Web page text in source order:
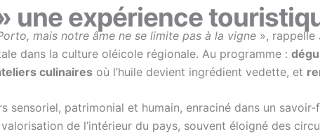
une expérience
mais notre âme ne se limite pas à la vigne », rappelle
dans la culture oléicole régionale. Au programme :
culinaires où l’huile devient ingrédient vedette, et
sensoriel, patrimonial et humain, enraciné dans un
de l’intérieur du pays, souvent éloigné des